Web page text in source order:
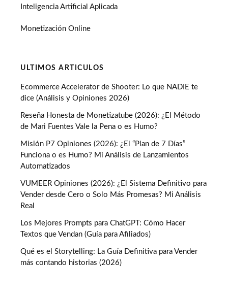
Inteligencia Artificial Aplicada
Monetización Online
ULTIMOS ARTICULOS
Ecommerce Accelerator de Shooter: Lo que NADIE te
dice (Análisis y Opiniones 2026)
Reseña Honesta de Monetizatube (2026): ¿El Método
de Mari Fuentes Vale la Pena o es Humo?
Misión P7 Opiniones (2026): ¿El “Plan de 7 Días”
Funciona o es Humo? Mi Análisis de Lanzamientos
Automatizados
VUMEER Opiniones (2026): ¿El Sistema Definitivo para
Vender desde Cero o Solo Más Promesas? Mi Análisis
Real
Los Mejores Prompts para ChatGPT: Cómo Hacer
Textos que Vendan (Guía para Afiliados)
Qué es el Storytelling: La Guía Definitiva para Vender
más contando historias (2026)